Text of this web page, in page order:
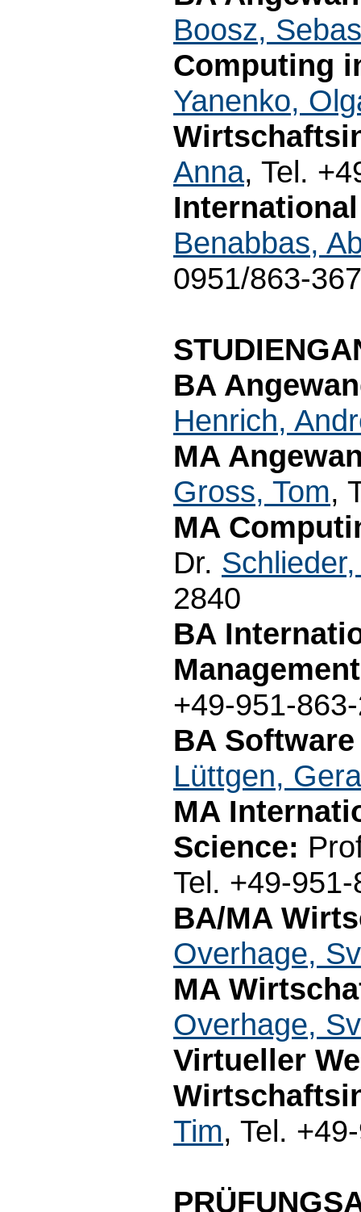
Boosz,
Computing
Yanenko,
Anna, Tel.
Benabbas,
0951/863-
BA
Henrich,
MA
Gross, Tom,
MA
Dr.
2840
BA
+49-951-
BA
Lüttgen,
MA
Science:
Tel. +49-
BA/MA
Overhage,
MA
Overhage,
Virtueller
Tim, Tel.